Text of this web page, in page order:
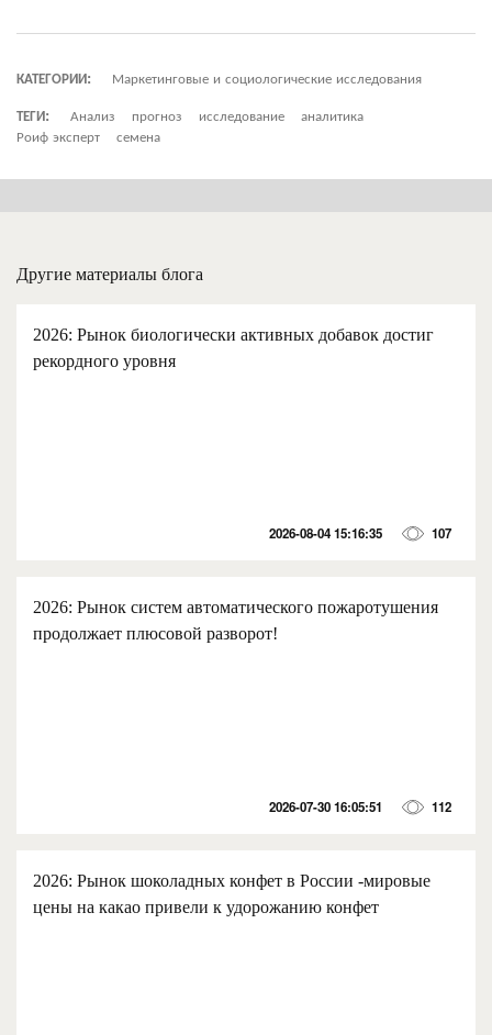
КАТЕГОРИИ:
Маркетинговые и социологические исследования
ТЕГИ:
Анализ прогноз исследование
аналитика
Роиф эксперт
семена
Другие материалы блога
2026: Рынок биологически активных добавок достиг
рекордного уровня
2026-08-04 15:16:35 107
2026: Рынок систем автоматического пожаротушения
продолжает плюсовой разворот!
2026-07-30 16:05:51 112
2026: Рынок шоколадных конфет в России -мировые
цены на какао привели к удорожанию конфет